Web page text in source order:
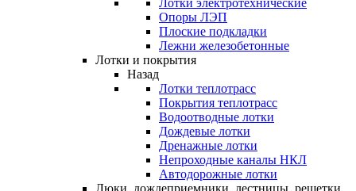
Лотки электротехнические
Опоры ЛЭП
Плоские подкладки
Лежни железобетонные
Лотки и покрытия
Назад
Лотки теплотрасс
Покрытия теплотрасс
Водоотводные лотки
Дождевые лотки
Дренажные лотки
Непроходные каналы НКЛ
Автодорожные лотки